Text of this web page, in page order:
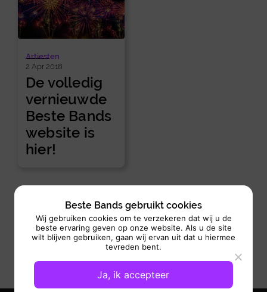
Artiesten
2 Apr 2018
De volledig
vernieuwde
Beste Bands
website is
hier!
Beste Bands gebruikt cookies
Wij gebruiken cookies om te verzekeren dat wij u de
beste ervaring geven op onze website. Als u de site
wilt blijven gebruiken, gaan wij ervan uit dat u hiermee
tevreden bent.
Ja, ik accepteer